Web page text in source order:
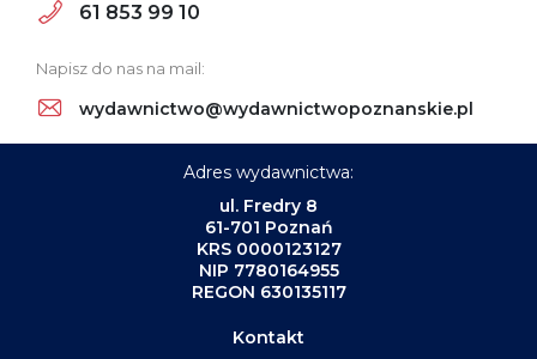
61 853 99 10
Napisz do nas na mail:
wydawnictwo@wydawnictwopoznanskie.pl
Adres wydawnictwa:
ul. Fredry 8
61-701 Poznań
KRS 0000123127
NIP 7780164955
REGON 630135117
Kontakt